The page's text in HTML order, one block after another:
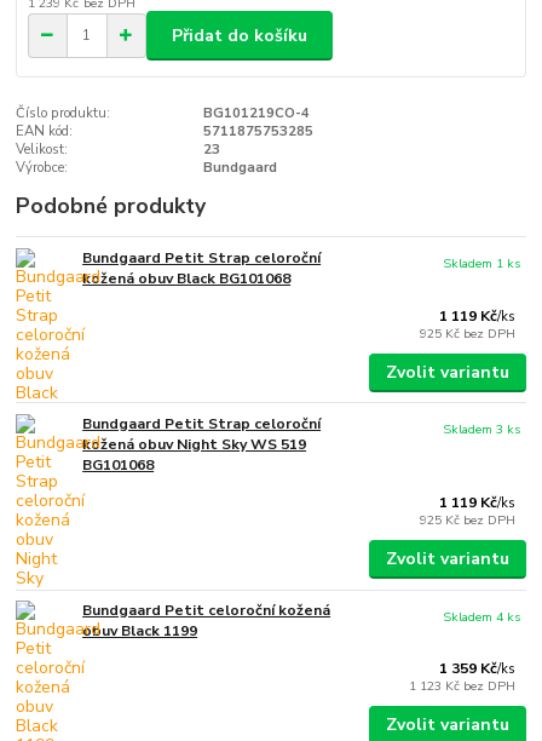
Přidat do košíku
Číslo produktu:
BG101219CO-4
EAN kód:
5711875753285
Velikost:
23
Výrobce:
Bundgaard
Podobné produkty
Bundgaard Petit Strap celoroční
kožená obuv Black BG101068
1 119 Kč/ks
925 Kč bez DPH
Skladem 1 ks
Zvolit variantu
Bundgaard Petit Strap celoroční
kožená obuv Night Sky WS 519
BG101068
1 119 Kč/ks
925 Kč bez DPH
Skladem 3 ks
Zvolit variantu
Bundgaard Petit celoroční kožená
obuv Black 1199
1 359 Kč/ks
1 123 Kč bez DPH
Skladem 4 ks
Zvolit variantu